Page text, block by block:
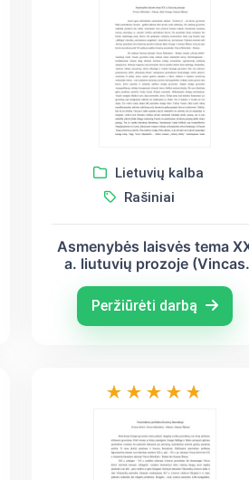
Lietuvių kalba
Rašiniai
Asmenybės laisvės tema
a. liutuvių prozoje (Vincas
Sruoga, Antanas Škėma)
Peržiūrėti darbą